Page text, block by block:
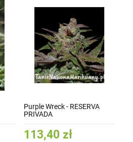
Purple Wreck - RESERVA
PRIVADA
113,40 zł